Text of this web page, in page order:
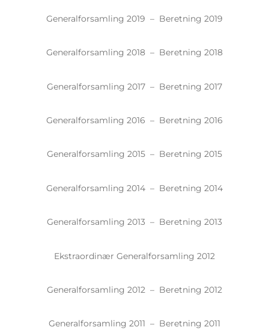
Generalforsamling 2019 – Beretning 2019
Generalforsamling 2018 – Beretning 2018
Generalforsamling 2017 – Beretning 2017
Generalforsamling 2016 – Beretning 2016
Generalforsamling 2015 – Beretning 2015
Generalforsamling 2014 – Beretning 2014
Generalforsamling 2013 – Beretning 2013
Ekstraordinær Generalforsamling 2012
Generalforsamling 2012 – Beretning 2012
Generalforsamling 2011 – Beretning 2011